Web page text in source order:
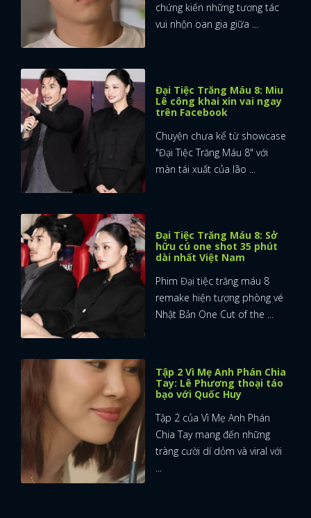
chứng kiến những tương tác
vui nhộn oan gia giữa ...
Đại Tiệc Trăng Máu 8: Miu
Lê công khai xin vai ngay
trên Facebook
Chuyện chưa kể từ showcase
"Đại Tiệc Trăng Máu 8" với
màn tái xuất của lão ...
Đại Tiệc Trăng Máu 8: Sở
hữu cú one shot 35 phút
dài nhất Việt Nam
Phim Đại tiệc trăng máu 8
remake hiện tượng phòng vé
Nhật Bản One Cut of the ...
Tập 2 Vì Mẹ Anh Phán Chia
Tay: Lê Phương thoại táo
bạo với Quốc Huy
Tập 2 của Vì Mẹ Anh Phán
Chia Tay mang đến những
tràng cười dí dỏm và viral với
...